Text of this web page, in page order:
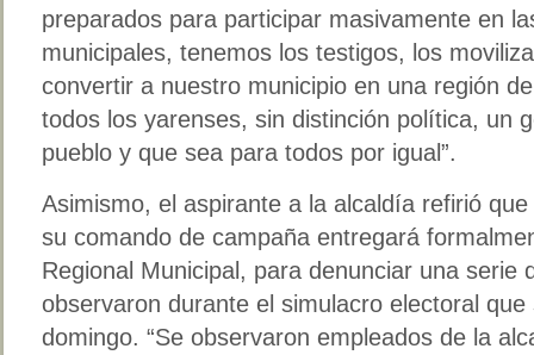
preparados para participar masivamente en
municipales, tenemos los testigos, los
convertir a nuestro municipio en una región
todos los yarenses, sin distinción política, un
pueblo y que sea para todos por igual”.
Asimismo, el aspirante a la alcaldía refirió
su comando de campaña entregará
Regional Municipal, para denunciar una serie
observaron durante el simulacro electoral
domingo. “Se observaron empleados de la